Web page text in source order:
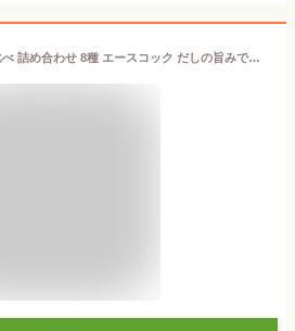
減塩 カップ麺 食べ比べ 詰め合わせ 8種 エースコック だしの旨みで減塩 3種 (小海老天 鶏炊きうどん 中華) + 日清 高たんぱく&低糖質さらに塩分控えめ 3種 + マルちゃん うまいつゆ 塩分オフ 2種 (天ぷら きつねうどん) + スティックどくだみ茶1本